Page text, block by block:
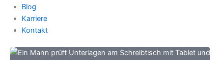
Blog
Karriere
Kontakt